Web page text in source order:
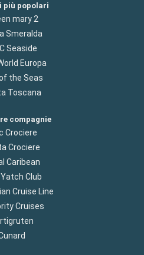
più popolari
mary 2
Smeralda
Seaside
Europa
the Seas
Toscana
compagnie
Crociere
Crociere
Caribean
Club
Cruise Line
Cruises